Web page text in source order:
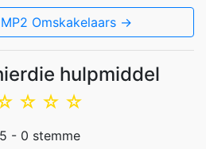
Omskakelaars →
hulpmiddel
☆
☆
☆
- 0 stemme